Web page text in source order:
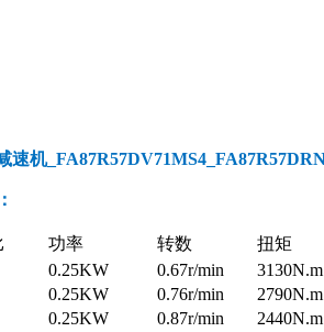
机
：
功率 转数 扭矩
0.25KW 0.67r/min 3130N.m
0.25KW 0.76r/min 2790N.m
0.25KW 0.87r/min 2440N.m